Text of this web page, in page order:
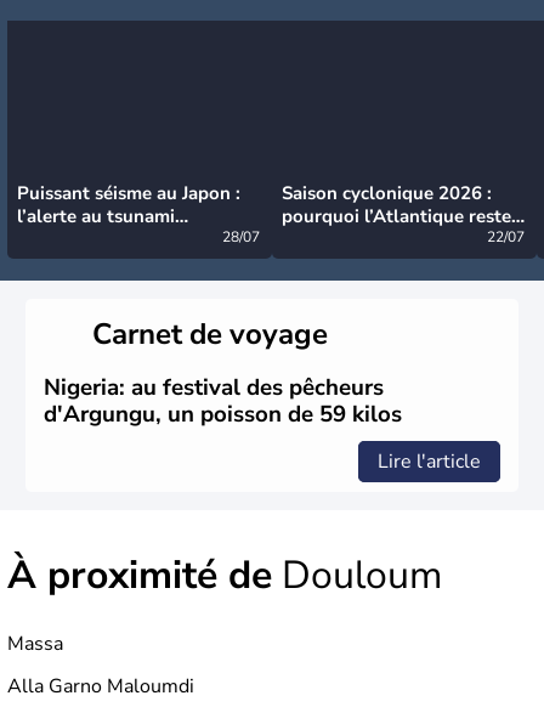
Puissant séisme au Japon :
l’alerte au tsunami
28/07
Saison cyclonique 2026 :
pourquoi l’Atlantique reste
22/07
Carnet de voyage
Nigeria: au festival des pêcheurs
d'Argungu, un poisson de 59 kilos
Lire l'article
À proximité de Douloum
Massa
Alla Garno Maloumdi